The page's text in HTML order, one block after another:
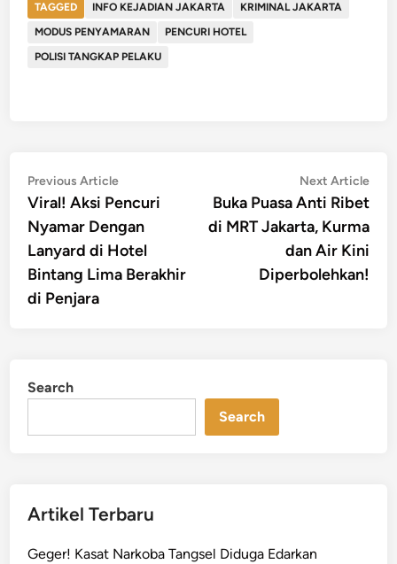
TAGGED INFO KEJADIAN JAKARTA
KRIMINAL JAKARTA
MODUS PENYAMARAN
PENCURI HOTEL
POLISI TANGKAP PELAKU
Post
navigation
Previous ArticlePrevious
article:
Viral! Aksi Pencuri
Nyamar Dengan
Lanyard di Hotel
Bintang Lima Berakhir
di Penjara
Next Article
Buka Puasa Anti Ribet
di MRT Jakarta, Kurma
dan Air Kini
Diperbolehkan!
Search
Search
Artikel Terbaru
Geger! Kasat Narkoba Tangsel Diduga Edarkan